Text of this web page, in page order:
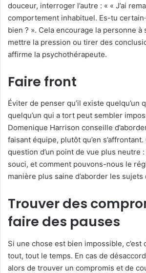
douceur, interroger l’autre : « « J’ai
comportement inhabituel. Es-tu
bien ? ». Cela encourage la personne à
mettre la pression ou tirer des
affirme la psychothérapeute.
Faire front
Éviter de penser qu’il existe quelqu’un
quelqu’un qui a tort peut sembler
Domenique Harrison conseille
faisant équipe, plutôt qu’en
question d’un point de vue plus neutre
souci, et comment pouvons-nous le
manière plus saine d’aborder les
Trouver des
faire des pauses
Si une chose est bien impossible, c’est
tout, tout le temps. En cas de
alors de trouver un compromis et de